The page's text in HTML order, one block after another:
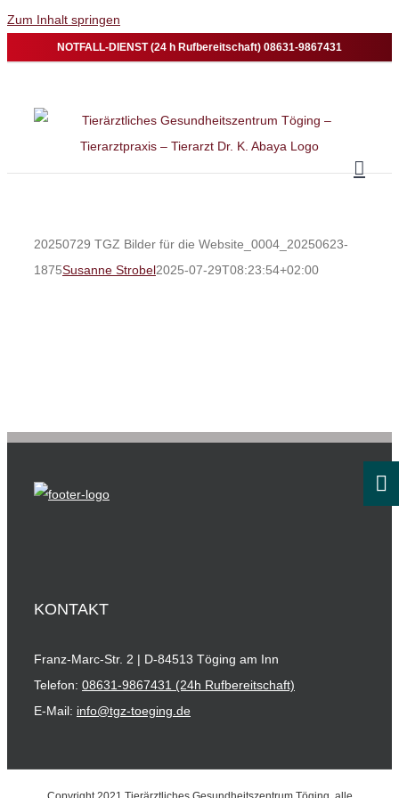
Zum Inhalt springen
NOTFALL-DIENST (24 h Rufbereitschaft) 08631-9867431
20250729 TGZ Bilder für die Website_0004_20250623-
1875Susanne Strobel2025-07-29T08:23:54+02:00
KONTAKT
Franz-Marc-Str. 2 | D-84513 Töging am Inn
Telefon: 08631-9867431 (24h Rufbereitschaft)
E-Mail: info@tgz-toeging.de